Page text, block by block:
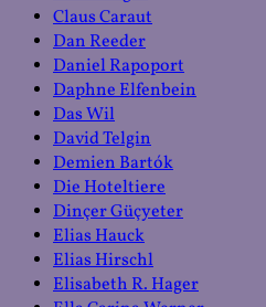
Claus Caraut
Dan Reeder
Daniel Rapoport
Daphne Elfenbein
Das Wil
David Telgin
Demien Bartók
Die Hoteltiere
Dinçer Güçyeter
Elias Hauck
Elias Hirschl
Elisabeth R. Hager